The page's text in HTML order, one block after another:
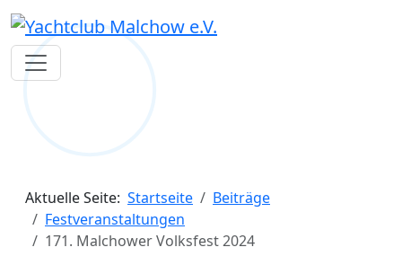
Aktuelle Seite: Startseite
Beiträge
Festveranstaltungen
171. Malchower Volksfest 2024